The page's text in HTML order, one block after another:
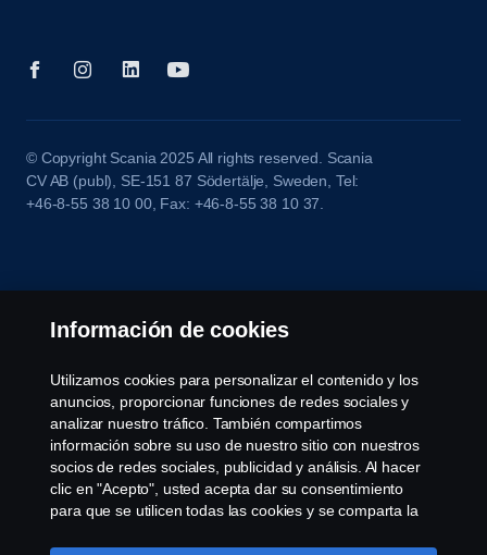
© Copyright Scania 2025 All rights reserved. Scania
CV AB (publ), SE-151 87 Södertälje, Sweden, Tel:
+46-8-55 38 10 00, Fax: +46-8-55 38 10 37.
Información de cookies
Utilizamos cookies para personalizar el contenido y los
anuncios, proporcionar funciones de redes sociales y
analizar nuestro tráfico. También compartimos
información sobre su uso de nuestro sitio con nuestros
socios de redes sociales, publicidad y análisis. Al hacer
clic en "Acepto", usted acepta dar su consentimiento
para que se utilicen todas las cookies y se comparta la